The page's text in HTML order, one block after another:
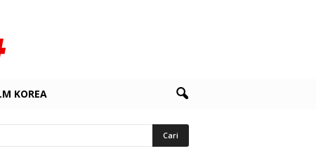
KOREA